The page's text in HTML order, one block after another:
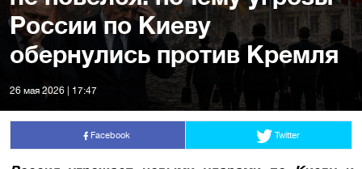
России по Киеву
обернулись против Кремля
26 мая 2026 | 17:47
Facebook Twitter